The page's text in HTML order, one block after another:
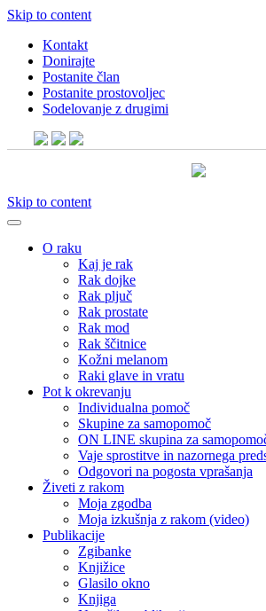
Skip to content
Kontakt
Donirajte
Postanite član
Postanite prostovoljec
Sodelovanje z drugimi
Skip to content
O raku
Kaj je rak
Rak dojke
Rak pljuč
Rak prostate
Rak mod
Rak ščitnice
Kožni melanom
Raki glave in vratu
Pot k okrevanju
Individualna pomoč
Skupine za samopomoč
ON LINE skupina za
Vaje sprostitve in nazornega
Odgovori na pogosta vprašanja
Živeti z rakom
Moja zgodba
Moja izkušnja z rakom (video)
Publikacije
Zgibanke
Knjižice
Glasilo okno
Knjiga